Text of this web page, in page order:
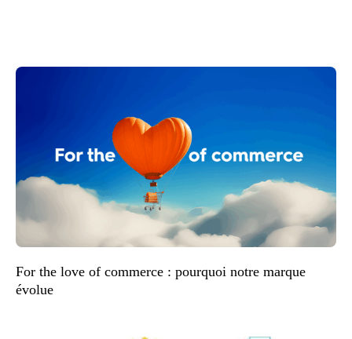
For the love of commerce : pourquoi notre marque
évolue